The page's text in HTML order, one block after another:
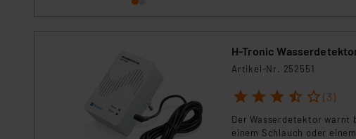
H-Tronic
Artikel-Nr. 252551
1 2 3 4 5 (3)
Der Wasserdetektor warnt
einem Schlauch oder